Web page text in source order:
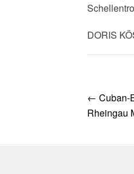
DORIS
Post
← Cuban-
Rheingau